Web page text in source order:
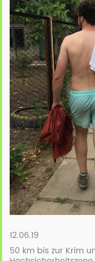
12.06.19
50 km bis zur Krim